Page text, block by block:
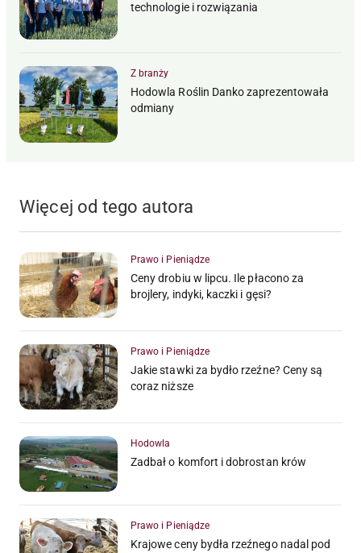
technologie i rozwiązania
Z branży
Hodowla Roślin Danko zaprezentowała
odmiany
Więcej od tego autora
Prawo i Pieniądze
Ceny drobiu w lipcu. Ile płacono za
brojlery, indyki, kaczki i gęsi?
Prawo i Pieniądze
Jakie stawki za bydło rzeźne? Ceny są
coraz niższe
Hodowla
Zadbał o komfort i dobrostan krów
Prawo i Pieniądze
Krajowe ceny bydła rzeźnego nadal pod